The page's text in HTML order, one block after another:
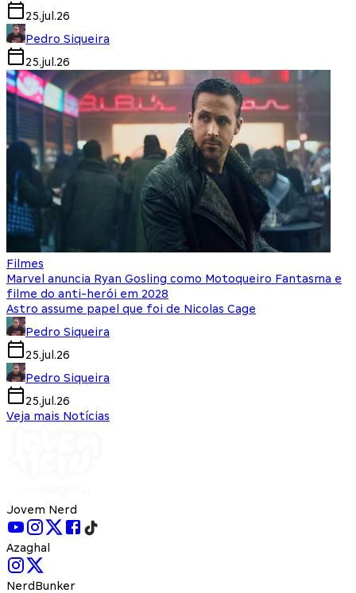
25.jul.26
Pedro Siqueira
25.jul.26
Filmes
Marvel anuncia Ryan Gosling como Motoqueiro Fantasma e
filme do anti-herói em 2028
Astro assume papel que foi de Nicolas Cage
Pedro Siqueira
25.jul.26
Pedro Siqueira
25.jul.26
Veja mais Notícias
Jovem Nerd
Azaghal
NerdBunker